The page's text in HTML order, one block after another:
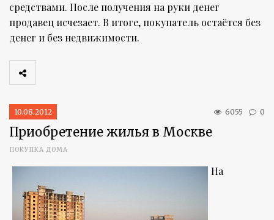
средствами. После получения на руки денег
продавец исчезает. В итоге, покупатель остаётся без
денег и без недвижимости.
10.08.2012 6055 0
Приобретение жилья в Москве
ПОКУПКА ДОМА
На